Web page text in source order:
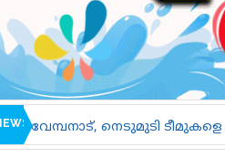
ടീമുകളെ പരിചയപ്പെടാം......